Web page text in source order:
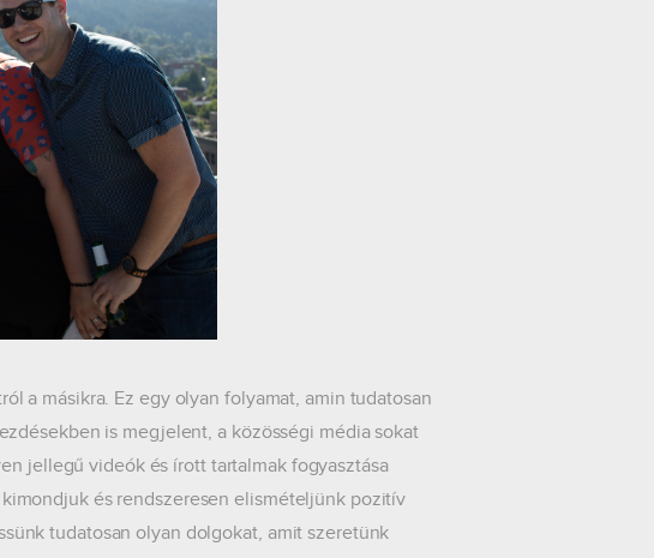
a másikra. Ez egy olyan folyamat, amin tudatosan
is megjelent, a közösségi média sokat
jellegű videók és írott tartalmak fogyasztása
és rendszeresen elismételjünk pozitív
tudatosan olyan dolgokat, amit szeretünk